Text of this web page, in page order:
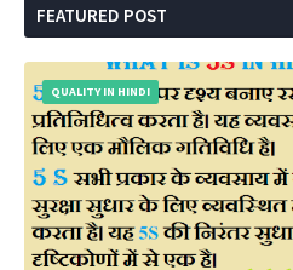
FEATURED POST
QUALITY IN HINDI